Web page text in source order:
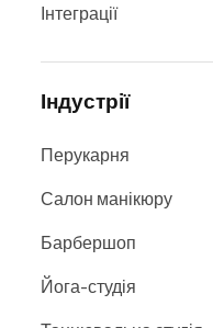
Інтеграції
Індустрії
Перукарня
Салон манікюру
Барбершоп
Йога-студія